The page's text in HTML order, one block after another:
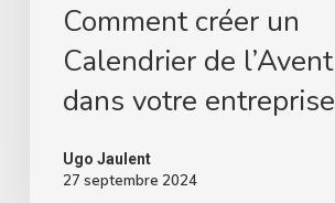
Comment créer un
Calendrier de
dans votre
Ugo Jaulent
27 septembre 2024